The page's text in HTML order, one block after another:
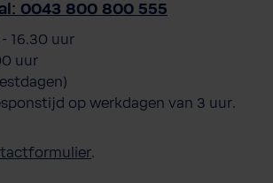
0043 800 800 555
16.30 uur
uur
op werkdagen van 3 uur.
.